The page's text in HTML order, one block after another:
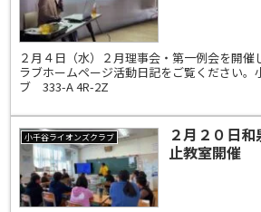
２月４日（水）２月理事会・第一例会を開催
ラブホームページ活動日記をご覧ください。
ブ 333-A 4R-2Z
小千谷ライオンズクラブ
２月２０日
止教室開催